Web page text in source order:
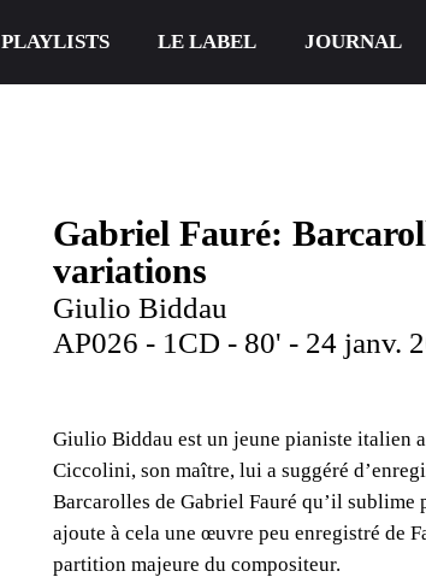
PLAYLISTS LE LABEL JOURNAL
Gabriel Faur​é​:
variations
Giulio Biddau
AP026 - 1CD - 80' - 24 janv.
Giulio Biddau est un jeune pianiste italien
Ciccolini, son maître, lui a suggéré
Barcarolles de Gabriel Fauré qu’il
ajoute à cela une œuvre peu enregistré de
partition majeure du compositeur.